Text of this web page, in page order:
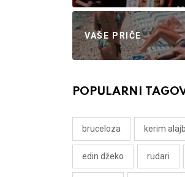
VAŠE PRIČE
POPULARNI
bruceloza kerim
edin džeko rudari